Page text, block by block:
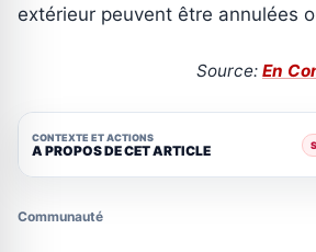
extérieur peuvent être annulées
Source: En
CONTEXTE ET ACTIONS
A PROPOS DE CET ARTICLE
Communauté